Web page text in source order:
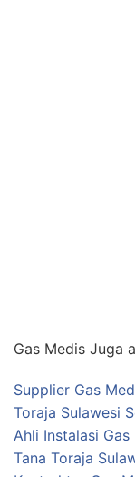
Gas Medis Juga
Supplier Gas
Toraja Sulawesi
Ahli Instalasi
Tana Toraja